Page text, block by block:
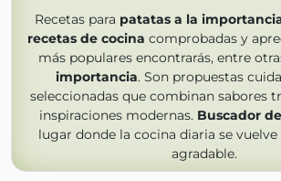
Recetas para patatas a la
recetas de cocina comprobadas y
más populares encontrarás, entre
importancia. Son propuestas
seleccionadas que combinan sabores
inspiraciones modernas. Buscador
lugar donde la cocina diaria se
agradable.